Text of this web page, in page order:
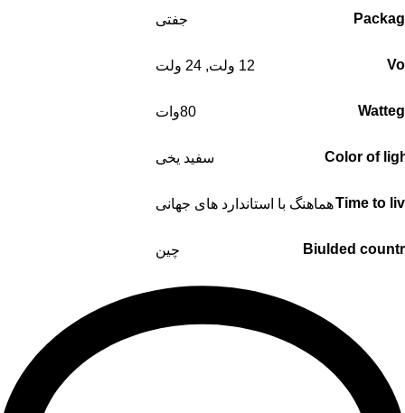
جفتی
12 ولت , 24 ولت
80وات
Color of سفید یخی
Time toهماهنگ با استاندارد های جهانی
Biulded چین